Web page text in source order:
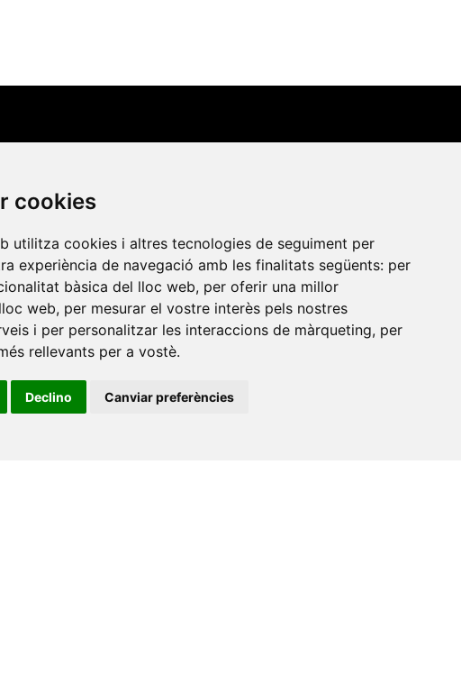
cookies
utilitza cookies i altres tecnologies de seguiment per
experiència de navegació amb les finalitats següents: per
bàsica del lloc web, per oferir una millor
web, per mesurar el vostre interès pels nostres
i per personalitzar les interaccions de màrqueting, per
rellevants per a vostè.
Declino Canviar preferències
a
Edifici Àgora
Universitat Jaume I, local 10
Av. de Vicent Sos Baynat, s/n
12071 Castelló de la Plana
e-buc@vives.org